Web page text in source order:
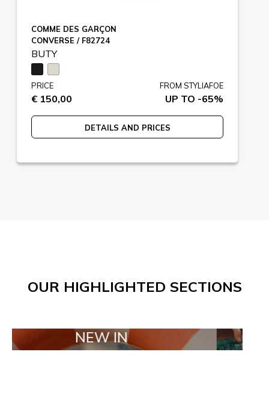
COMME DES GARÇON
CONVERSE / F82724
BUTY
PRICE
€ 150,00
FROM STYLIAFOE
UP TO -65%
DETAILS AND PRICES
OUR HIGHLIGHTED SECTIONS
NEW IN TAILOR